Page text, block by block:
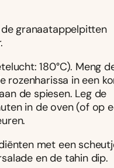
granaatappelpitten
180°C). Meng
rozenharissa in een
de spiesen. Leg de
in de oven (of op
met een
en de tahin dip.